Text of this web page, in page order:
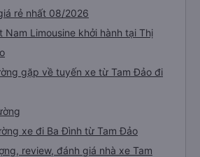
rẻ nhất 08/2026
Nam Limousine khởi hành tại Thị
gặp về tuyến xe từ Tam Đảo đi
xe đi Ba Đình từ Tam Đảo
review, đánh giá nhà xe Tam